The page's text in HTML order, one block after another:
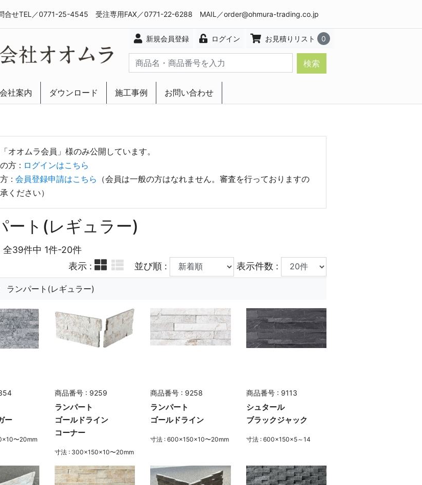
合せTEL／0771-25-4545 受注専用FAX／0771-22-6288 MAIL／order@ohmura-trading.co.jp
新規会員登録 ログイン お見積りリスト 0
検索
会社案内 ダウンロード 施工事例 お問い合わせ
オオムラ会員」様のみ公開しています。
方 : ログインはこちら
: 会員登録申請はこちら （会員は一般の方はなれません。審査を行っておりますの
ください）
ート(レギュラー)
全39件中 1件-20件
表示 :
並び順 : 表示件数 :
ランパート(レギュラー)
ー
〜20mm
商品番号 : 9259
ランパート
ゴールドライン
コーナー
寸法 : 300×150×10〜20mm
商品番号 : 9258
ランパート
ゴールドライン
寸法 : 600×150×10〜20mm
商品番号 : 9113
シュタール
ブラックジャック
寸法 : 600×150×5～14